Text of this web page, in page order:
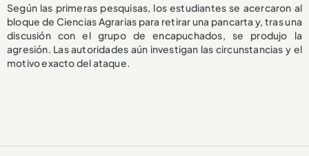
Según las primeras pesquisas, los estudiantes se acercaron al
bloque de Ciencias Agrarias para retirar una pancarta y, tras una
discusión con el grupo de encapuchados, se produjo la
agresión. Las autoridades aún investigan las circunstancias y el
motivo exacto del ataque.